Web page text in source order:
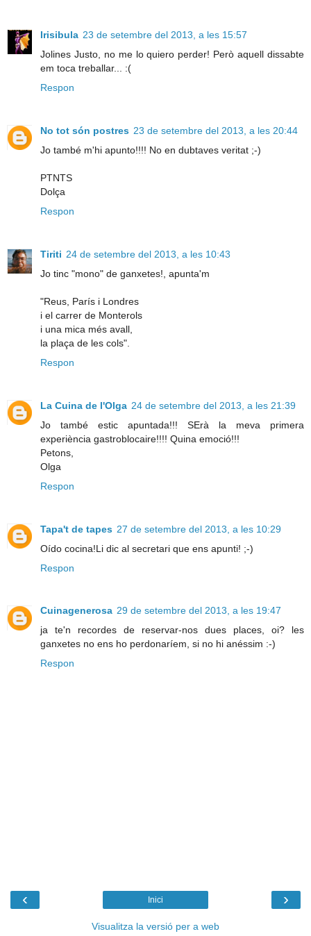
Irisibula 23 de setembre del 2013, a les 15:57
Jolines Justo, no me lo quiero perder! Però aquell dissabte
em toca treballar... :(
Respon
No tot són postres 23 de setembre del 2013, a les 20:44
Jo també m'hi apunto!!!! No en dubtaves veritat ;-)
PTNTS
Dolça
Respon
Tiriti 24 de setembre del 2013, a les 10:43
Jo tinc "mono" de ganxetes!, apunta'm
"Reus, París i Londres
i el carrer de Monterols
i una mica més avall,
la plaça de les cols".
Respon
La Cuina de l'Olga 24 de setembre del 2013, a les 21:39
Jo també estic apuntada!!! SErà la meva primera
experiència gastroblocaire!!!! Quina emoció!!!
Petons,
Olga
Respon
Tapa't de tapes 27 de setembre del 2013, a les 10:29
Oído cocina!Li dic al secretari que ens apunti! ;-)
Respon
Cuinagenerosa 29 de setembre del 2013, a les 19:47
ja te'n recordes de reservar-nos dues places, oi? les
ganxetes no ens ho perdonaríem, si no hi anéssim :-)
Respon
‹ ›
Inici
Visualitza la versió per a web